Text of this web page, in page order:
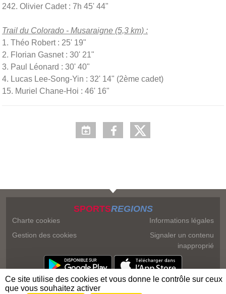
242. Olivier Cadet : 7h 45' 44"
Trail du Colorado - Musaraigne (5,3 km) :
1. Théo Robert : 25' 19"
2. Florian Gasnet : 30' 21"
3. Paul Léonard : 30' 40"
4. Lucas Lee-Song-Yin : 32' 14" (2ème cadet)
15. Muriel Chane-Hoi : 46' 16"
SPORTSREGIONS
Charte cookies
Gestion des cookies
Informations légales
Signaler un contenu
inapproprié
Ce site utilise des cookies et vous donne le contrôle sur ceux
que vous souhaitez activer